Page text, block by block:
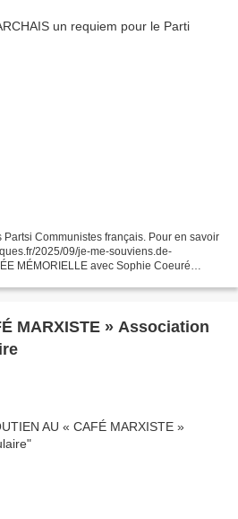
Communistes français. Pour en savoir
2025/09/je-me-souviens.de-
MÉMORIELLE avec Sophie Coeuré
MARXISTE » Association